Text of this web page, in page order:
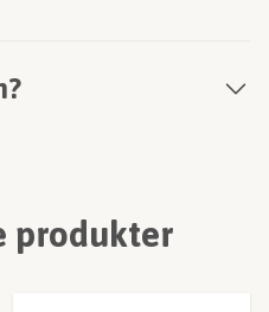
produkter